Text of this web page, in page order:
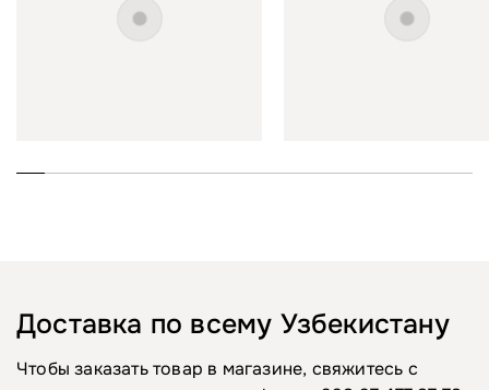
Доставка по всему Узбекистану
Чтобы заказать товар в магазине, свяжитесь с